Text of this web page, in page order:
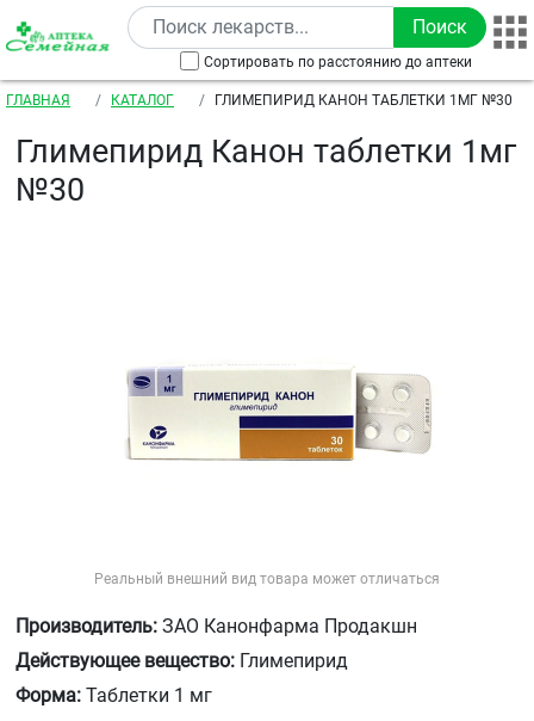
Перейти к основному содержанию
Сортировать по расстоянию до аптеки
Строка навигации
ГЛАВНАЯ КАТАЛОГ ГЛИМЕПИРИД КАНОН ТАБЛЕТКИ 1МГ №30
Глимепирид Канон таблетки 1мг
№30
Реальный внешний вид товара может отличаться
Производитель: ЗАО Канонфарма Продакшн
Действующее вещество: Глимепирид
Форма: Таблетки 1 мг